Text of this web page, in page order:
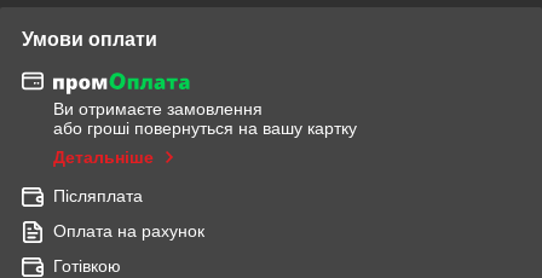
Умови оплати
Ви отримаєте замовлення
або гроші повернуться на вашу картку
Детальніше
Післяплата
Оплата на рахунок
Готівкою